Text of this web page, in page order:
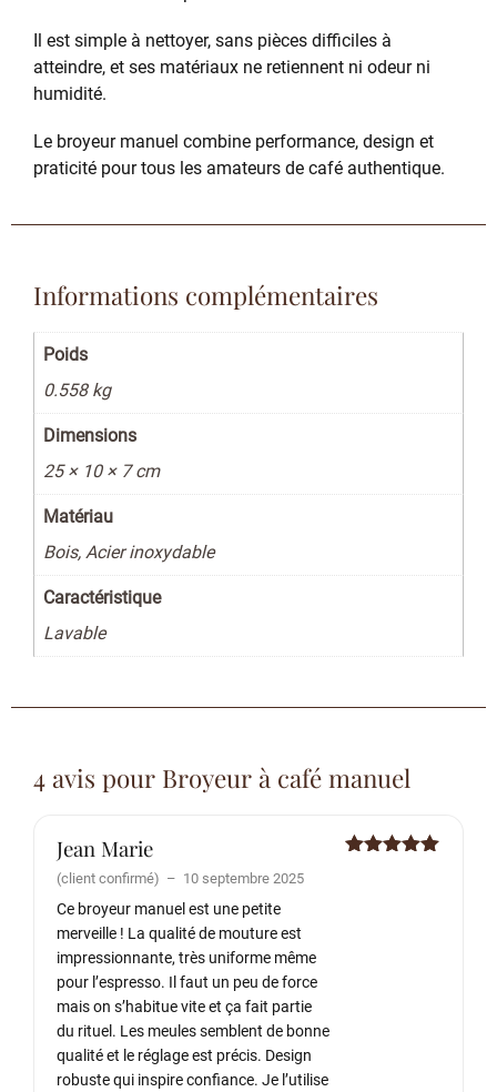
Il est simple à nettoyer, sans pièces difficiles à
atteindre, et ses matériaux ne retiennent ni odeur ni
humidité.
Le broyeur manuel combine performance, design et
praticité pour tous les amateurs de café authentique.
Informations complémentaires
Poids
0.558 kg
Dimensions
25 × 10 × 7 cm
Matériau
Bois, Acier inoxydable
Caractéristique
Lavable
4 avis pour Broyeur à café manuel
Jean Marie
(client confirmé) – 10 septembre 2025
Ce broyeur manuel est une petite
merveille ! La qualité de mouture est
impressionnante, très uniforme même
pour l’espresso. Il faut un peu de force
mais on s’habitue vite et ça fait partie
du rituel. Les meules semblent de bonne
qualité et le réglage est précis. Design
robuste qui inspire confiance. Je l’utilise